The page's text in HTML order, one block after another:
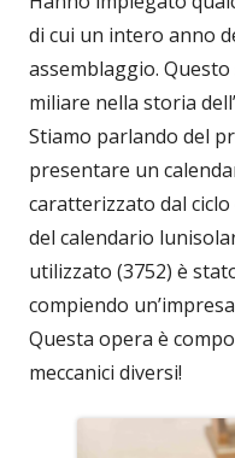
di cui un intero anno
assemblaggio.
miliare nella storia
Stiamo parlando del
presentare un
caratterizzato dal
del calendario
utilizzato (3752) è
compiendo
Questa opera è
meccanici diversi!